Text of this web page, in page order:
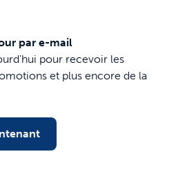
par e-mail
pour recevoir les
et plus encore de la